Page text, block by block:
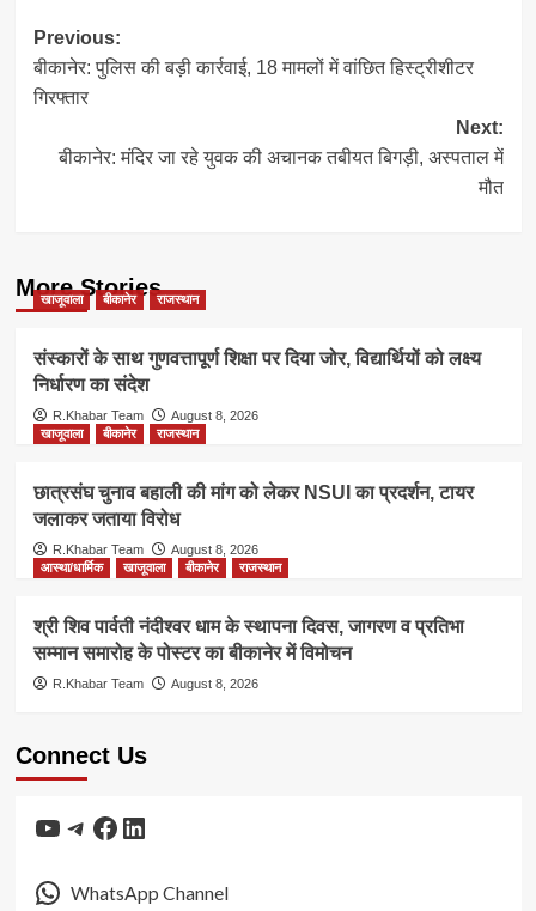
Post
navigation
Previous:
बीकानेर: पुलिस की बड़ी कार्रवाई, 18 मामलों में वांछित हिस्ट्रीशीटर
गिरफ्तार
Next:
बीकानेर: मंदिर जा रहे युवक की अचानक तबीयत बिगड़ी, अस्पताल में
मौत
More Stories
खाजूवाला बीकानेर राजस्थान
संस्कारों के साथ गुणवत्तापूर्ण शिक्षा पर दिया जोर, विद्यार्थियों को लक्ष्य
निर्धारण का संदेश
R.Khabar Team
August 8, 2026
खाजूवाला
बीकानेर राजस्थान
छात्रसंघ चुनाव बहाली की मांग को लेकर NSUI का प्रदर्शन, टायर
जलाकर जताया विरोध
R.Khabar Team
August 8, 2026
आस्था/धार्मिक
खाजूवाला बीकानेर राजस्थान
श्री शिव पार्वती नंदीश्वर धाम के स्थापना दिवस, जागरण व प्रतिभा
सम्मान समारोह के पोस्टर का बीकानेर में विमोचन
R.Khabar Team August 8, 2026
Connect Us
YouTube
Telegram
Facebook
LinkedIn
WhatsApp Channel